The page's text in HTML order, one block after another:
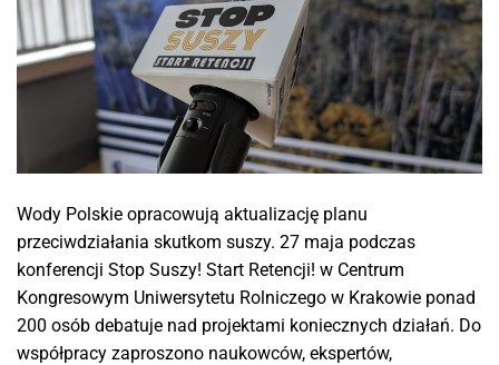
Wody Polskie opracowują aktualizację planu
przeciwdziałania skutkom suszy. 27 maja podczas
konferencji Stop Suszy! Start Retencji! w Centrum
Kongresowym Uniwersytetu Rolniczego w Krakowie ponad
200 osób debatuje nad projektami koniecznych działań. Do
współpracy zaproszono naukowców, ekspertów,